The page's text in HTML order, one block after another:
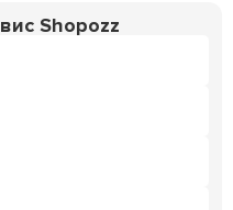
Shopozz